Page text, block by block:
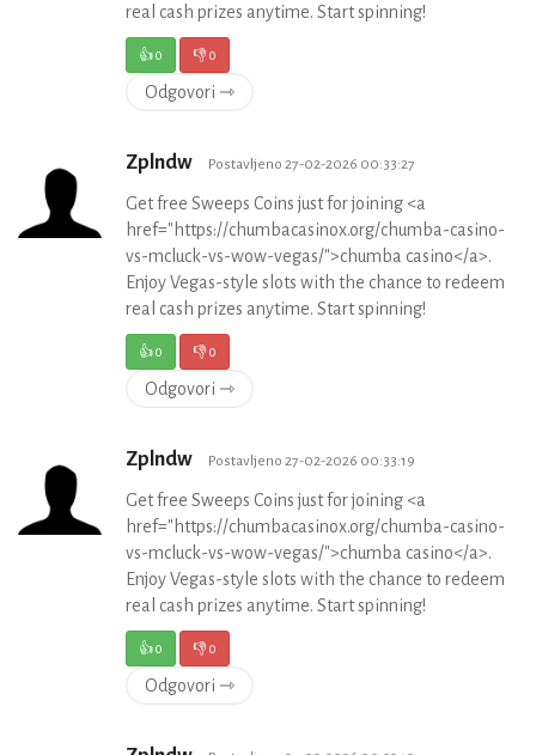
real cash prizes anytime. Start spinning!
👍0 👎0
Odgovori ⇾
Zplndw Postavljeno 27-02-2026 00:33:27
Get free Sweeps Coins just for joining <a
href="https://chumbacasinox.org/chumba-casino-
vs-mcluck-vs-wow-vegas/">chumba casino</a>.
Enjoy Vegas-style slots with the chance to redeem
real cash prizes anytime. Start spinning!
👍0 👎0
Odgovori ⇾
Zplndw Postavljeno 27-02-2026 00:33:19
Get free Sweeps Coins just for joining <a
href="https://chumbacasinox.org/chumba-casino-
vs-mcluck-vs-wow-vegas/">chumba casino</a>.
Enjoy Vegas-style slots with the chance to redeem
real cash prizes anytime. Start spinning!
👍0 👎0
Odgovori ⇾